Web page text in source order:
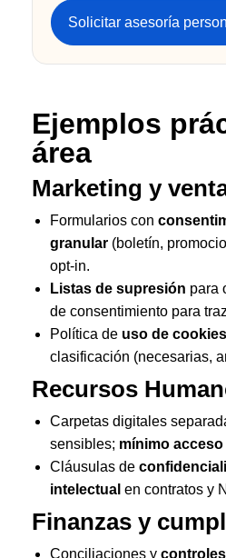
Solicitar asesoría
Ejemplos
área
Marketing y
Formularios con
granular (boletín,
opt-in.
Listas de supresión para
de consentimiento para
Política de uso de cookies
clasificación (necesarias,
Recursos
Carpetas digitales
sensibles; mínimo acceso
Cláusulas de
intelectual en contratos y
Finanzas y
Conciliaciones y